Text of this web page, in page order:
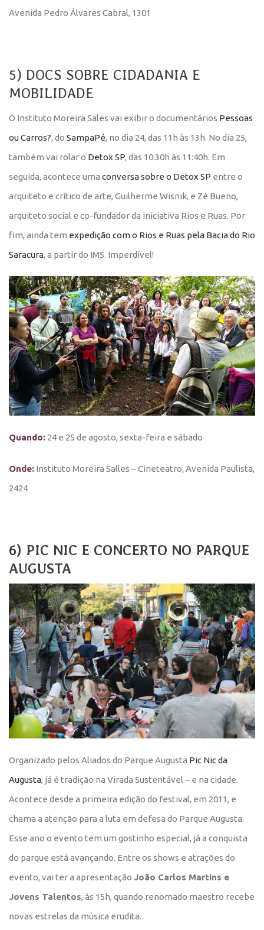
Avenida Pedro Álvares Cabral, 1301
5) DOCS SOBRE CIDADANIA E
MOBILIDADE
O Instituto Moreira Sales vai exibir o documentários Pessoas
ou Carros?, do SampaPé, no dia 24, das 11h às 13h. No dia 25,
também vai rolar o Detox SP, das 10:30h às 11:40h. Em
seguida, acontece uma conversa sobre o Detox SP entre o
arquiteto e crítico de arte, Guilherme Wisnik, e Zé Bueno,
arquiteto social e co-fundador da iniciativa Rios e Ruas. Por
fim, ainda tem expedição com o Rios e Ruas pela Bacia do Rio
Saracura, a partir do IMS. Imperdível!
Quando: 24 e 25 de agosto, sexta-feira e sábado
Onde: Instituto Moreira Salles – Cineteatro, Avenida Paulista,
2424
6) PIC NIC E CONCERTO NO PARQUE
AUGUSTA
Organizado pelos Aliados do Parque Augusta Pic Nic da
Augusta, já é tradição na Virada Sustentável – e na cidade.
Acontece desde a primeira edição do festival, em 2011, e
chama a atenção para a luta em defesa do Parque Augusta.
Esse ano o evento tem um gostinho especial, já a conquista
do parque está avançando. Entre os shows e atrações do
evento, vai ter a apresentação João Carlos Martins e
Jovens Talentos, às 15h, quando renomado maestro recebe
novas estrelas da música erudita.